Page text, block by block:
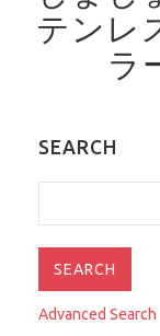
テンレ
ラ
SEARCH
Advanced Search